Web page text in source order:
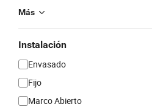
Más
Instalación
Envasado
Fijo
Marco Abierto